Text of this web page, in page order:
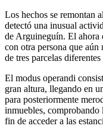
Los hechos se remontan
detectó una inusual
de Arguineguín. El ahora
con otra persona que
de tres parcelas
El modus operandi
gran altura, llegando en
para posteriormente
inmuebles, comprobando
fin de acceder a las